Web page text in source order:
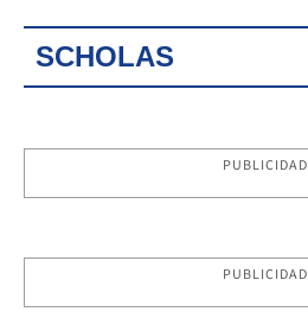
SCHOLAS
PUBLICIDAD
PUBLICIDAD